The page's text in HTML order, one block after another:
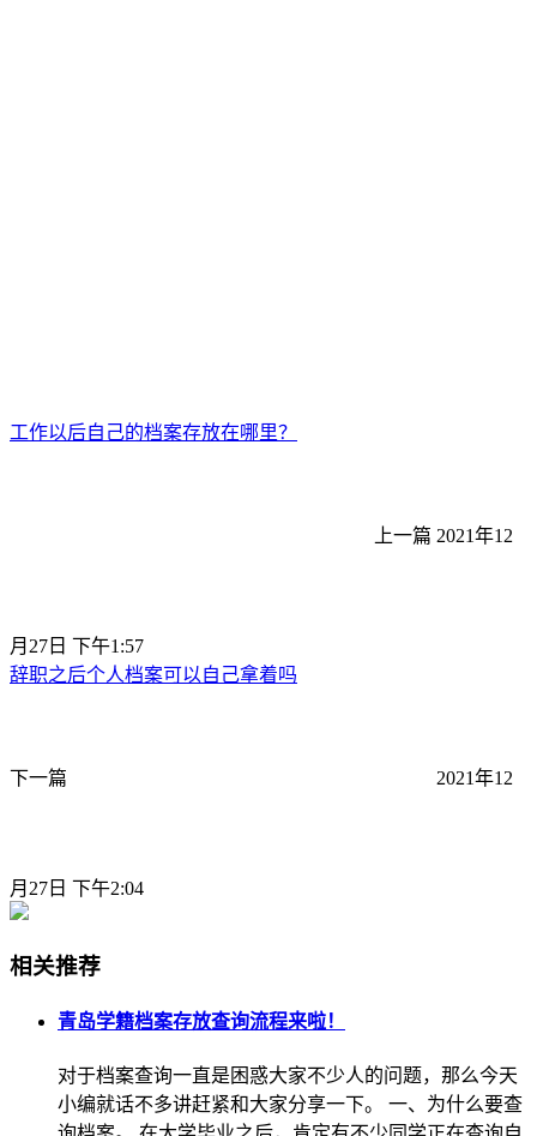
工作以后自己的档案存放在哪里？
上一篇 2021年12
月27日 下午1:57
辞职之后个人档案可以自己拿着吗
下一篇 2021年12
月27日 下午2:04
相关推荐
青岛学籍档案存放查询流程来啦！
对于档案查询一直是困惑大家不少人的问题，那么今天
小编就话不多讲赶紧和大家分享一下。 一、为什么要查